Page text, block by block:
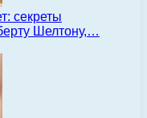
секреты
Шелтону,…